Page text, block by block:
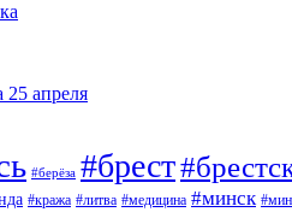
25 апреля
#берёза #брест
#кража #литва #медицина #минск